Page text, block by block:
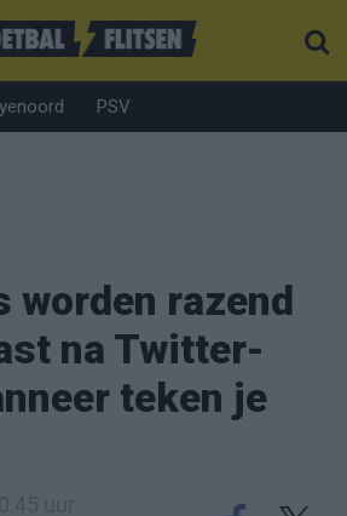
PSV
worden razend
na Twitter-
teken je